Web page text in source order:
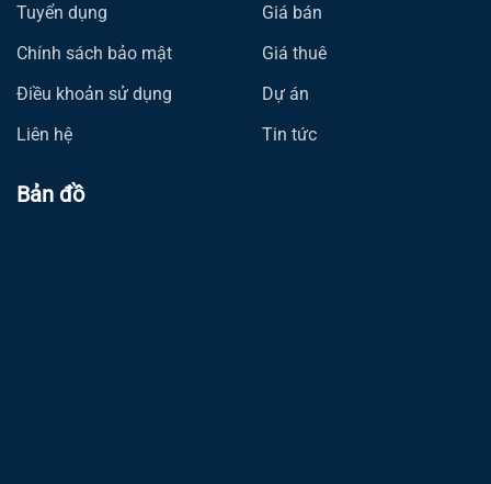
Tuyển dụng
Chính sách bảo mật
Điều khoản sử dụng
Liên hệ
Giá bán
Giá thuê
Dự án
Tin tức
Bản đồ